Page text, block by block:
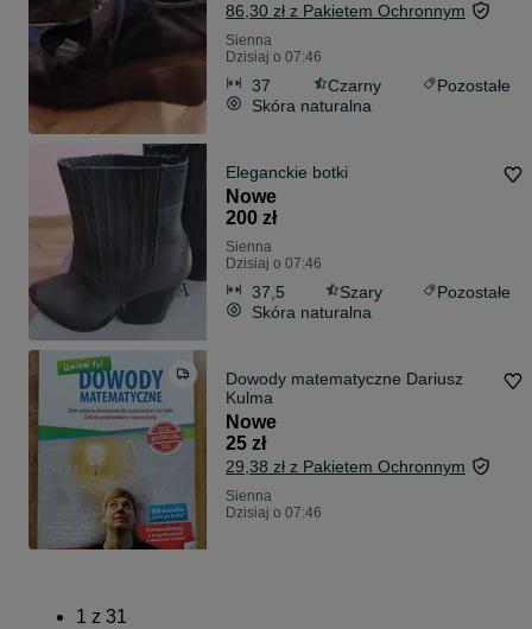
86,30 zł z Pakietem Ochronnym
Sienna
Dzisiaj o 07:46
37 Czarny
Pozostałe
Skóra naturalna
Eleganckie botki
Nowe
200 zł
Sienna
Dzisiaj o 07:46
37,5 Szary
Pozostałe
Skóra naturalna
Dowody matematyczne Dariusz
Kulma
Nowe
25 zł
29,38 zł z Pakietem Ochronnym
Sienna
Dzisiaj o 07:46
1 z 31